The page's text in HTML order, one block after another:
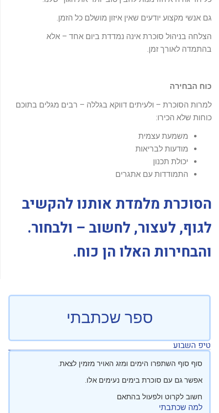
גם אנשי מקצוע יודעים שאין איזון מושלם כל הזמן.
הצלחה בניהול סוכרת אינה נמדדת ביום אחד – אלא
בהתמדה לאורך זמן.
כוח הבחירה
למרות הסוכרת – ולעיתים דווקא בגללה – רבים מגלים בתוכם
כוחות שלא הכירו:
משמעת עצמית
מודעות לבריאות
יכולת תכנון
התמודדות עם אתגרים
הסוכרת מלמדת אותנו להקשיב
לגוף, לעצור, לחשוב – ולבחור.
והבחירות האלו הן כוח.
ספר שכתבתי
טיפ השבוע
סוף סוף השתפרו הימים ומזג האויר מזמין לצאת.
אפשר גם עם סוכרת בימים נעימים אלו.
חשוב לקרוט ולפעול בהתאם
למה שכתבתי